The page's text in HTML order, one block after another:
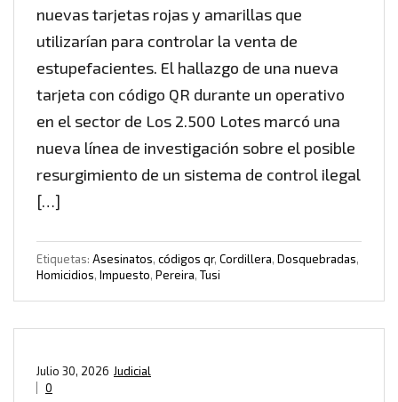
nuevas tarjetas rojas y amarillas que
utilizarían para controlar la venta de
estupefacientes. El hallazgo de una nueva
tarjeta con código QR durante un operativo
en el sector de Los 2.500 Lotes marcó una
nueva línea de investigación sobre el posible
resurgimiento de un sistema de control ilegal
[…]
Etiquetas: Asesinatos, códigos qr, Cordillera, Dosquebradas,
Homicidios, Impuesto, Pereira, Tusi
Judicial
Julio 30, 2026
0